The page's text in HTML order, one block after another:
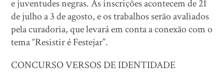
e juventudes negras. As inscrições acontecem de 21
de julho a 3 de agosto, e os trabalhos serão avaliados
pela curadoria, que levará em conta a conexão com o
tema “Resistir é Festejar”.
CONCURSO VERSOS DE IDENTIDADE